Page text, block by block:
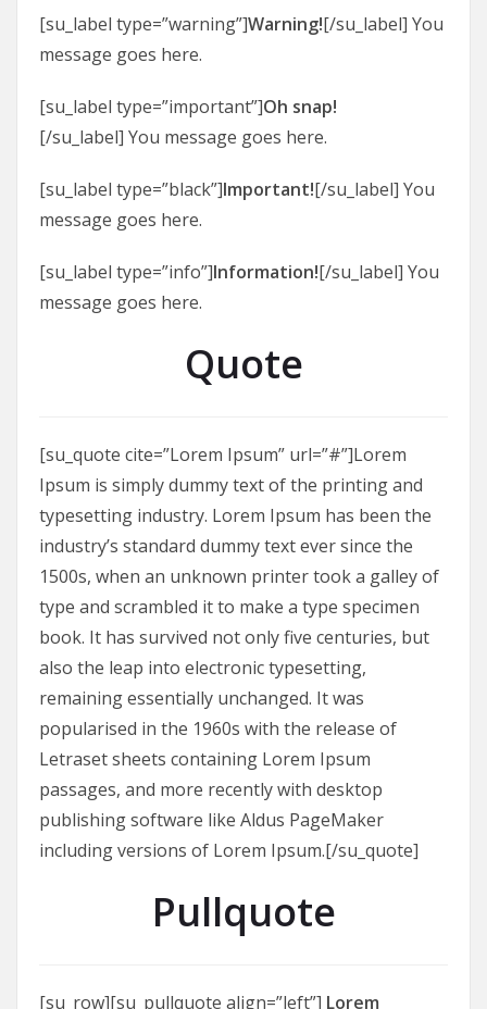
[su_label type=”warning”]Warning![/su_label] You
message goes here.
[su_label type=”important”]Oh snap!
[/su_label] You message goes here.
[su_label type=”black”]Important![/su_label] You
message goes here.
[su_label type=”info”]Information![/su_label] You
message goes here.
Quote
[su_quote cite=”Lorem Ipsum” url=”#”]Lorem
Ipsum is simply dummy text of the printing and
typesetting industry. Lorem Ipsum has been the
industry’s standard dummy text ever since the
1500s, when an unknown printer took a galley of
type and scrambled it to make a type specimen
book. It has survived not only five centuries, but
also the leap into electronic typesetting,
remaining essentially unchanged. It was
popularised in the 1960s with the release of
Letraset sheets containing Lorem Ipsum
passages, and more recently with desktop
publishing software like Aldus PageMaker
including versions of Lorem Ipsum.[/su_quote]
Pullquote
[su_row][su_pullquote align=”left”] Lorem